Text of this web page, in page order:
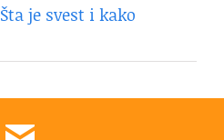
Šta je svest i kako